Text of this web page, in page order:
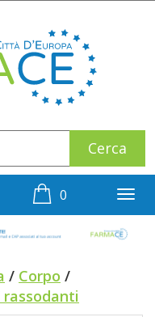
0prodotti
/ Corpo /